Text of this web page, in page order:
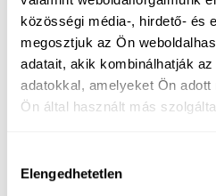
közösségi média-, hirdető- és
megosztjuk az Ön
adatait, akik kombinálhatják
adatokkal, amelyeket Ön
Ön által használt más
kiválasztása
Elengedhetetlen
Hogyan zajlik a
Mire számíthat a
utána?